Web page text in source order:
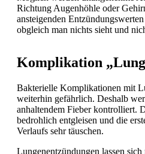
Richtung Augenhöhle oder
ansteigenden
obgleich man nichts sieht und
Komplikation
Bakterielle Komplikationen mit
weiterhin gefährlich. Deshalb
anhaltendem Fieber kontrolliert.
bedrohlich entgleisen und die
Verlaufs sehr täuschen.
Lungenentzündungen lassen